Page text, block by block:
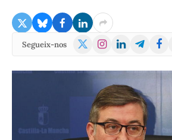
Segueix-nos
X
Instagram
LinkedInTelegram